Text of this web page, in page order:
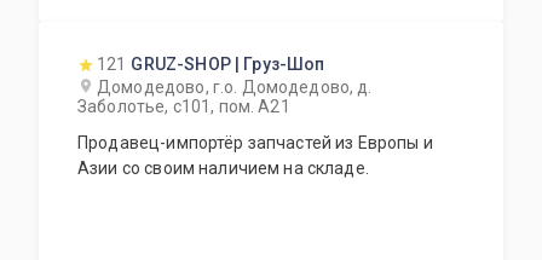
121 GRUZ-SHOP | Груз-Шоп
Домодедово, г.о. Домодедово, д.
Заболотье, с101, пом. А21
Продавец-импортёр запчастей из Европы и
Азии со своим наличием на складе.